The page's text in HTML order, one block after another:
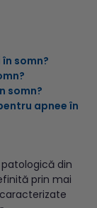
somn?
somn?
apnee în
din
prin mai